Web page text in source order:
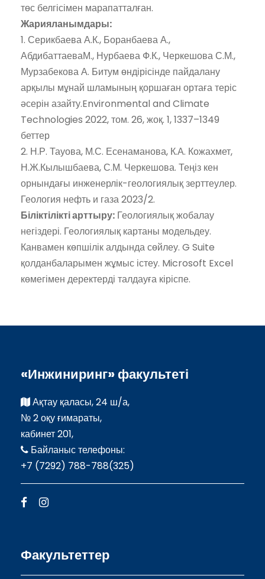
төс белгісімен марапатталған.
Жарияланымдары:
1. Серикбаева А.К., Боранбаева А.,
АбдибаттаеваМ., Нурбаева Ф.К., Черкешова С.М.,
Мурзабекова А. Битум өндірісінде пайдалану
арқылы мұнай шламының қоршаған ортаға теріс
әсерін азайту.Environmental and Climate
Technologies 2022, том. 26, жоқ. 1, 1337–1349
беттер
2. Н.Р. Тауова, М.С. Есенаманова, К.А. Кожахмет,
Н.Ж.Кылышбаева, С.М. Черкешова. Теңіз кен
орнындағы инженерлік-геологиялық зерттеулер.
Геология нефть и газа 2023/2.
Біліктілікті арттыру: Геологиялық жобалау
негіздері. Геологиялық картаны модельдеу.
Канвамен көпшілік алдында сөйлеу. G Suite
қолданбаларымен жұмыс істеу. Microsoft Excel
көмегімен деректерді талдауға кіріспе.
«Инжиниринг» факультеті
Ақтау қаласы, 24 ш/а,
№ 2 оқу ғимараты,
кабинет 201,
Байланыс телефоны:
+7 (7292) 788-788(325)
Факультеттер